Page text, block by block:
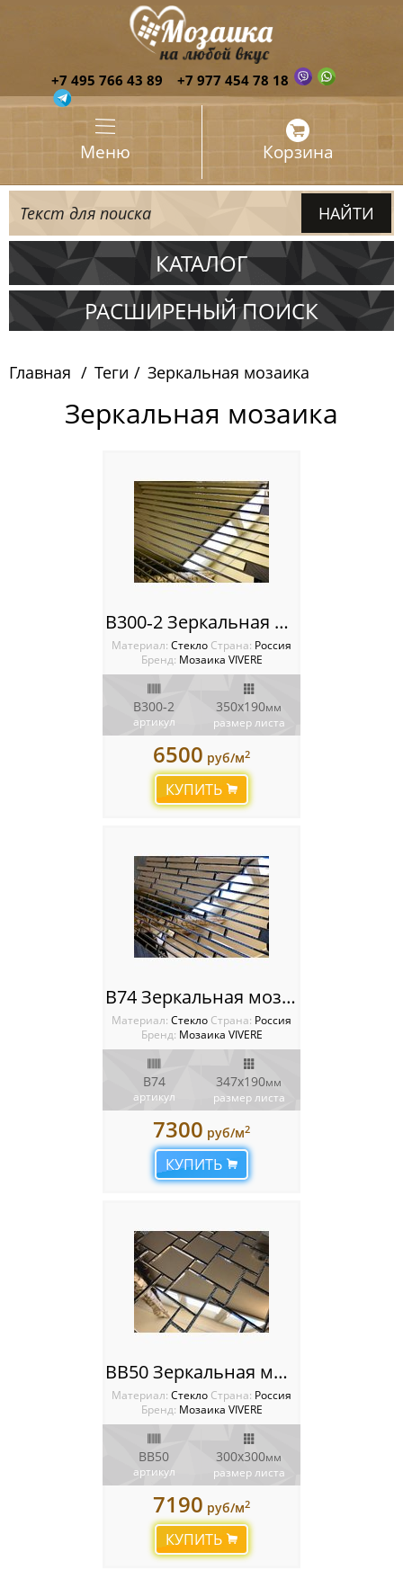
+7 495 766 43 89 +7 977 454 78 18
Меню Корзина
КАТАЛОГ
Испания
Китай
Россия
РАСШИРЕНЫЙ ПОИСК
Главная Теги Зеркальная мозаика
Зеркальная мозаика
B300‐2 Зеркальная мозаика VIVERE VANTAGGIO
Материал: Стекло Cтрана: Россия
Бренд: Мозаика VIVERE
B300‐2
артикул
350х190мм
размер листа
6500 руб/м2
КУПИТЬ
B74 Зеркальная мозаика VIVERE VANTAGGIO
Материал: Стекло Cтрана: Россия
Бренд: Мозаика VIVERE
B74
артикул
347х190мм
размер листа
7300 руб/м2
КУПИТЬ
BB50 Зеркальная мозаика VIVERE VANTAGGIO
Материал: Стекло Cтрана: Россия
Бренд: Мозаика VIVERE
BB50
артикул
300х300мм
размер листа
7190 руб/м2
КУПИТЬ